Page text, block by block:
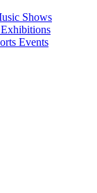
Shows
Events